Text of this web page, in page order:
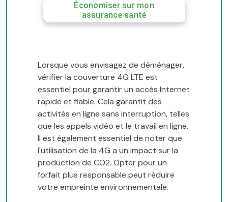
Économiser sur mon
assurance santé
Lorsque vous envisagez de déménager,
vérifier la couverture 4G LTE est
essentiel pour garantir un accès Internet
rapide et fiable. Cela garantit des
activités en ligne sans interruption, telles
que les appels vidéo et le travail en ligne.
Il est également essentiel de noter que
l'utilisation de la 4G a un impact sur la
production de CO2. Opter pour un
forfait plus responsable peut réduire
votre empreinte environnementale.